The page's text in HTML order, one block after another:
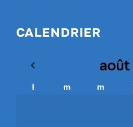
CALENDRIER
août
l m m